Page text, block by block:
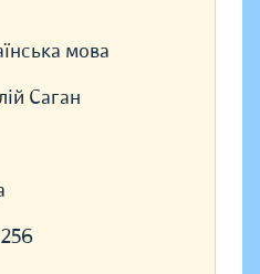
мова
Саган
256